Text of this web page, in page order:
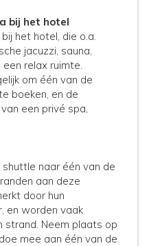
bij het hotel
het hotel, die o.a.
jacuzzi, sauna,
relax ruimte.
om één van de
boeken, en de
een privé spa,
naar één van de
aan deze
door hun
en worden vaak
strand. Neem plaats op
mee aan één van de